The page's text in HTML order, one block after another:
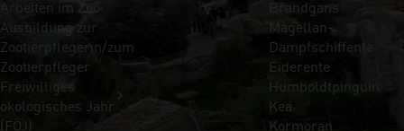
Arbeiten im Zoo
Ausbildung zur
Zootierpflegerin/zum
Zootierpfleger
Freiwilliges
ökologisches Jahr
(FÖJ)
Brandgans
Magellan-
Dampfschiffente
Eiderente
Humboldtpinguin
Kea
Kormoran